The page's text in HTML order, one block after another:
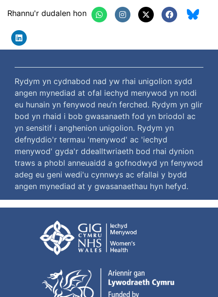
Rhannu'r dudalen hon
Rydym yn cydnabod nad yw rhai unigolion sydd
angen mynediad at ofal iechyd menywod yn nodi
eu hunain yn fenywod neu’n ferched. Rydym yn glir
bod yn rhaid i bob gwasanaeth fod yn briodol ac
yn sensitif i anghenion unigolion. Rydym yn
defnyddio'r termau 'menywod' ac 'iechyd
menywod' gyda'r ddealltwriaeth bod rhai dynion
traws a phobl anneuaidd a gofnodwyd yn fenywod
adeg eu geni wedi'u cynnwys ac efallai y bydd
angen mynediad at y gwasanaethau hyn hefyd.